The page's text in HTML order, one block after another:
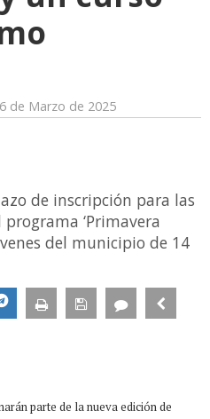
de Marzo de 2025
de inscripción para las
‘Primavera
del municipio de 14
parte de la nueva edición de